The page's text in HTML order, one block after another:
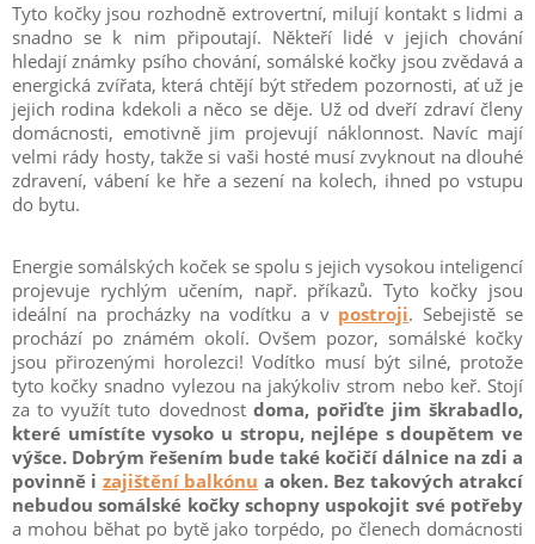
Tyto kočky jsou rozhodně extrovertní, milují kontakt s lidmi a
snadno se k nim připoutají. Někteří lidé v jejich chování
hledají známky psího chování, somálské kočky jsou zvědavá a
energická zvířata, která chtějí být středem pozornosti, ať už je
jejich rodina kdekoli a něco se děje. Už od dveří zdraví členy
domácnosti, emotivně jim projevují náklonnost. Navíc mají
velmi rády hosty, takže si vaši hosté musí zvyknout na dlouhé
zdravení, vábení ke hře a sezení na kolech, ihned po vstupu
do bytu.
Energie somálských koček se spolu s jejich vysokou inteligencí
projevuje rychlým učením, např. příkazů. Tyto kočky jsou
ideální na procházky na vodítku a v postroji. Sebejistě se
prochází po známém okolí. Ovšem pozor, somálské kočky
jsou přirozenými horolezci! Vodítko musí být silné, protože
tyto kočky snadno vylezou na jakýkoliv strom nebo keř. Stojí
za to využít tuto dovednost doma, pořiďte jim škrabadlo,
které umístíte vysoko u stropu, nejlépe s doupětem ve
výšce. Dobrým řešením bude také kočičí dálnice na zdi a
povinně i zajištění balkónu a oken. Bez takových atrakcí
nebudou somálské kočky schopny uspokojit své potřeby
a mohou běhat po bytě jako torpédo, po členech domácnosti